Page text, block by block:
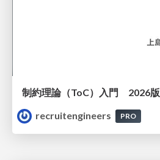
制約理論（ToC）入門 2026版
recruitengineers
PRO